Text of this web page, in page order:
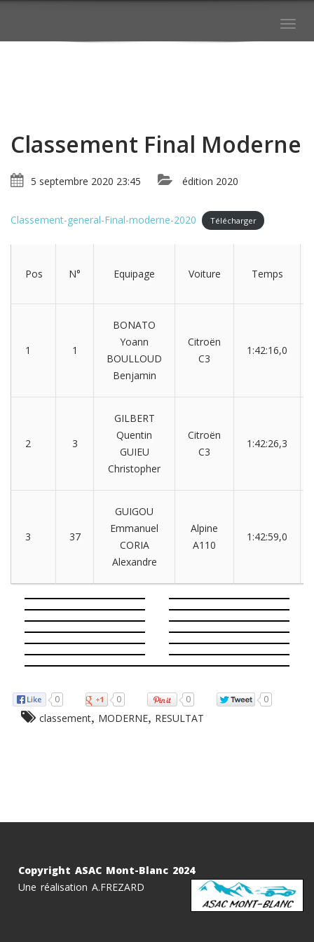
Classement Final Moderne
5 septembre 2020 23:45 édition 2020
Classement-general-Final-moderne-2020 Télécharger
Pos N° Equipage Voiture Temps
1 1
BONATO
Yoann
BOULLOUD
Benjamin
Citroën
C3
1:42:16,0
2 3
GILBERT
Quentin
GUIEU
Christopher
Citroën
C3
1:42:26,3
3 37
GUIGOU
Emmanuel
CORIA
Alexandre
Alpine
A110
1:42:59,0
0 0 0 0
classement, MODERNE, RESULTAT
Copyright ASAC Mont-Blanc 2024
Une réalisation A.FREZARD